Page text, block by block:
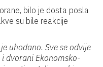
bilo je dosta posla
su bile reakcije
uhodano. Sve se odvije
dvorani Ekonomsko-